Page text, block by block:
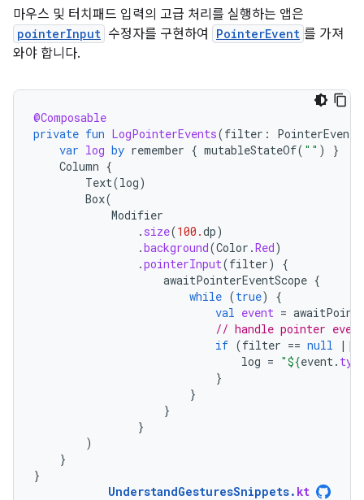
마우스 및 터치패드 입력의 고급 처리를 실행하는 앱은
pointerInput 수정자를 구현하여 PointerEvent 를 가져
와야 합니다.
@Composable
private fun LogPointerEvents(filter :
var log by remember { mutableStateOf( "" )
}
Column {
Text(log)
Box(
Modifier
. size(100.dp)
.background(Color .Red)
.pointerInput(filter)
{
awaitPointerEventScope {
while (true)
{
val event =
// handle pointer event
if (filter == null ||
log = "${event.
}
}
}
}
)
}
}
UnderstandGesturesSnippets. kt